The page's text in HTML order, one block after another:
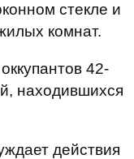
стекле и
комнат.
42-
находившихся
действия